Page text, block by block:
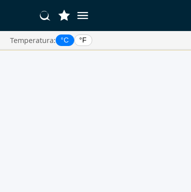
Temperatura: °C °F